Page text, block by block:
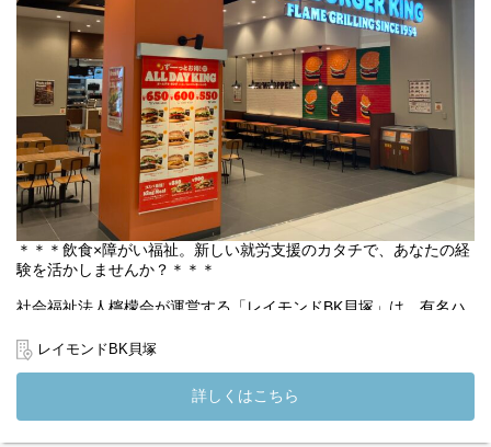
ご経験やスキルに応じて、リーダー業務や店舗運営にも携わって
いただきます。
【職員の1週間のシフト例】
下記はシフト例です。
シフトの中で有給休暇5日以上取得可能です★
◎職員A
月：12～21時
火：12～21時
水：10～19時
木：お休み
金：9～18時
土：9～18時
日：お休み
月：12～21時
水：お休み
木：お休み
日：11～20時
＊＊＊飲食×障がい福祉。新しい就労支援のカタチで、あなたの経
験を活かしませんか？＊＊＊
社会福祉法人檸檬会が運営する「レイモンドBK貝塚」は、有名ハ
す。
利用者さまは実際の店舗で接客や調理を行い、働く力を身につけ
ています。あなたには、サービス管理責任者や店長と連携しなが
ら、利用者さまが安心して働き、成長できるようサポートしてい
ただきます。
レイモンドBK貝塚
詳しくはこちら